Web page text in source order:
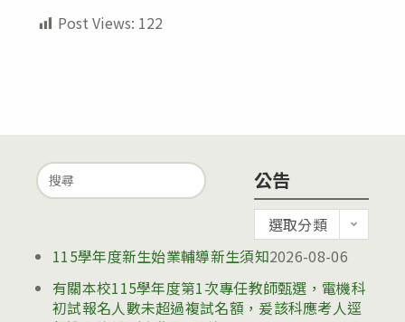
Post Views: 122
Search
for:
公告
告
選取分類
115學年度新生始業輔導新生須知2026-08-06
有關本校115學年度第1次專任教師甄選，電機科
初試報名人數未超過複試名額，爰該科應考人逕